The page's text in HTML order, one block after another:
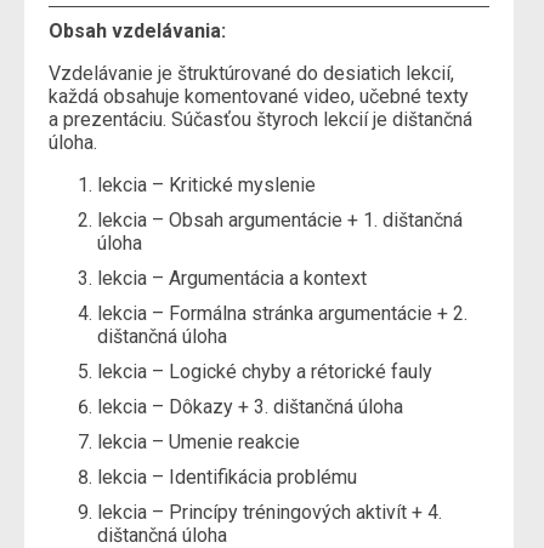
Obsah vzdelávania:
Vzdelávanie je štruktúrované do desiatich lekcií,
každá obsahuje komentované video, učebné texty
a prezentáciu. Súčasťou štyroch lekcií je dištančná
úloha.
lekcia – Kritické myslenie
lekcia – Obsah argumentácie + 1. dištančná
úloha
lekcia – Argumentácia a kontext
lekcia – Formálna stránka argumentácie + 2.
dištančná úloha
lekcia – Logické chyby a rétorické fauly
lekcia – Dôkazy + 3. dištančná úloha
lekcia – Umenie reakcie
lekcia – Identifikácia problému
lekcia – Princípy tréningových aktivít + 4.
dištančná úloha